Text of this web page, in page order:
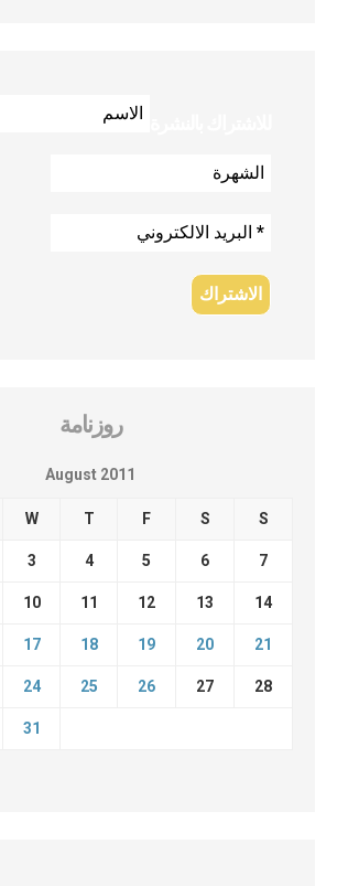
روزنامة
August 2011
W T F S S
3 4 5 6 7
10 11 12 13 14
17 18 19 20 21
24 25 26 27 28
31